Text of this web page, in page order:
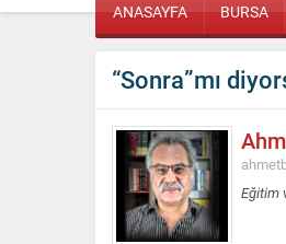
ANASAYFA BURSA
“Sonra”mı
Eğitim